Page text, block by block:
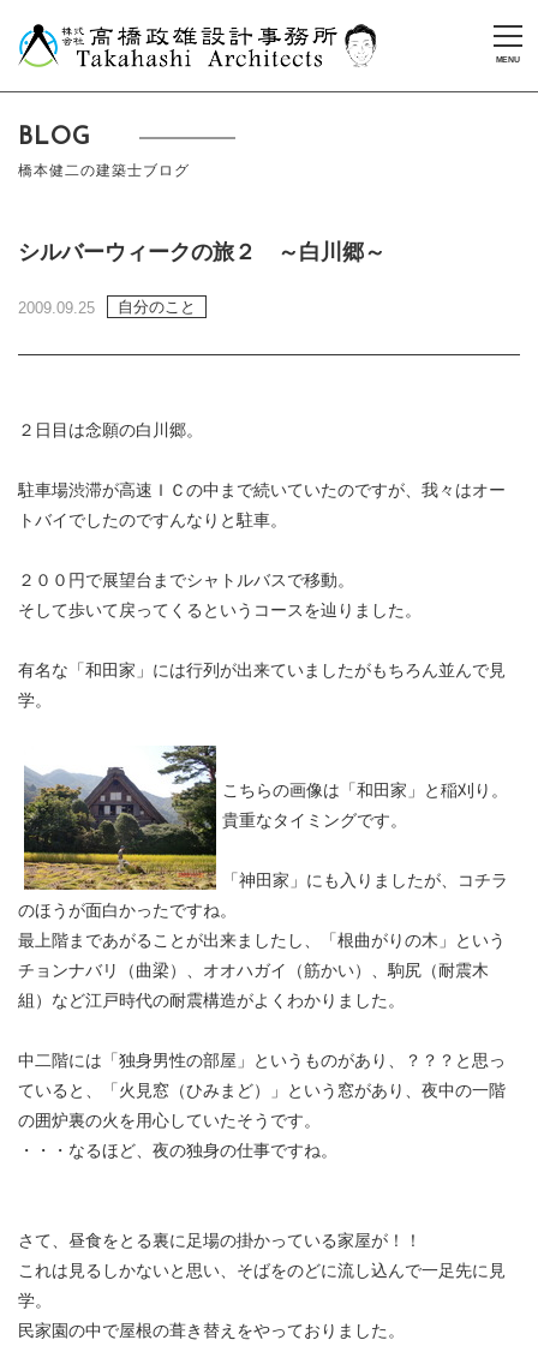
BLOG
橋本健二の建築士ブログ
シルバーウィークの旅２ ～白川郷～
2009.09.25 自分のこと
２日目は念願の白川郷。
駐車場渋滞が高速ＩＣの中まで続いていたのですが、我々はオー
トバイでしたのですんなりと駐車。
２００円で展望台までシャトルバスで移動。
そして歩いて戻ってくるというコースを辿りました。
有名な「和田家」には行列が出来ていましたがもちろん並んで見
学。
こちらの画像は「和田家」と稲刈り。
貴重なタイミングです。
「神田家」にも入りましたが、コチラ
のほうが面白かったですね。
最上階まであがることが出来ましたし、「根曲がりの木」という
チョンナバリ（曲梁）、オオハガイ（筋かい）、駒尻（耐震木
組）など江戸時代の耐震構造がよくわかりました。
中二階には「独身男性の部屋」というものがあり、？？？と思っ
ていると、「火見窓（ひみまど）」という窓があり、夜中の一階
の囲炉裏の火を用心していたそうです。
・・・なるほど、夜の独身の仕事ですね。
さて、昼食をとる裏に足場の掛かっている家屋が！！
これは見るしかないと思い、そばをのどに流し込んで一足先に見
学。
民家園の中で屋根の葺き替えをやっておりました。